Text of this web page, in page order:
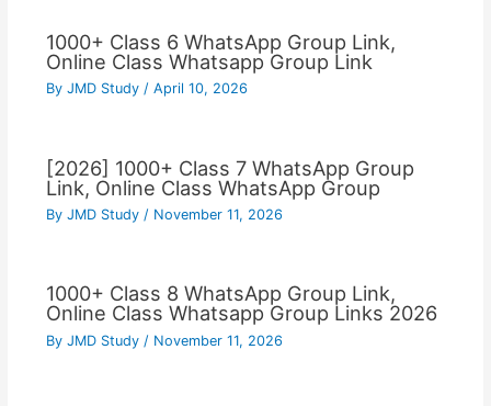
1000+ Class 6 WhatsApp Group Link,
Online Class Whatsapp Group Link
By JMD Study / April 10, 2026
[2026] 1000+ Class 7 WhatsApp Group
Link, Online Class WhatsApp Group
By JMD Study / November 11, 2026
1000+ Class 8 WhatsApp Group Link,
Online Class Whatsapp Group Links 2026
By JMD Study / November 11, 2026